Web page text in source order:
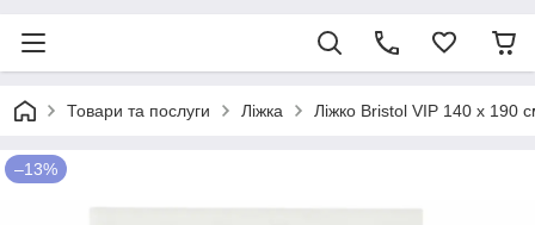
Товари та послуги Ліжка Ліжко Bristol VIP 140 х 190
–13%